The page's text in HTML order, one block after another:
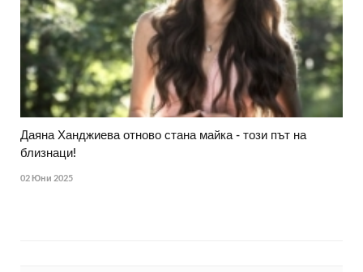
Даяна Ханджиева отново стана майка - този път на
близнаци!
02 Юни 2025